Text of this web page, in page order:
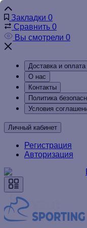
Закладки 0
Сравнить 0
Вы смотрели 0
Доставка и оплата
О нас
Контакты
Политика
Условия
Личный кабинет
Регистрация
Авторизация